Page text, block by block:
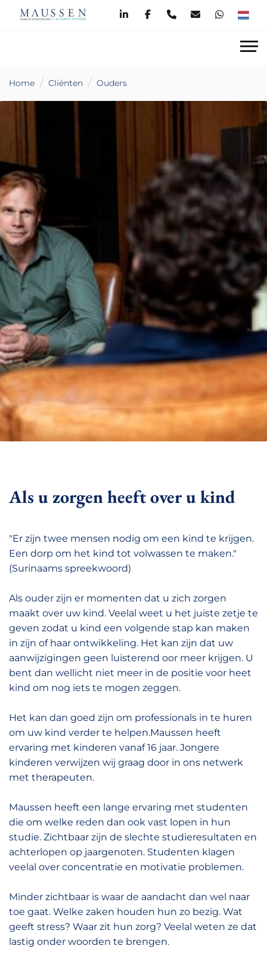
Home Cliënten Ouders
Als u zorgen heeft over u kind
"Er zijn twee mensen nodig om een kind te krijgen.
Een dorp om het kind tot volwassen te maken."
(Surinaams spreekwoord)
Als ouder zijn er momenten dat u zich zorgen
maakt over uw kind. Veelal weet u het juiste zetje te
geven zodat u kind een volgende stap kan maken
in zijn of haar ontwikkeling. Het kan zijn dat uw
aanwijzigingen geen luisterend oor meer krijgen. U
bent dan wellicht niet meer in de positie voor heet
kind om nog iets te mogen zeggen.
Het kan dan goed zijn om professionals in te huren
om uw kind verder te helpen.Maussen heeft
ervaring met kinderen vanaf 16 jaar. Jongere
kinderen verwijzen wij graag door in ons netwerk
met therapeuten.
Maussen heeft een lange ervaring met studenten
die om welke reden dan ook vast lopen in hun
studie. Zichtbaar zijn de slechte studieresultaten en
achterlopen op jaargenoten. Studenten klagen
veelal over concentratie en motivatie problemen.
Minder zichtbaar is waar de aandacht dan wel naar
toe gaat. Welke zaken houden hun zo bezig. Wat
geeft stress? Waar zit hun zorg? Veelal weten ze dat
lastig onder woorden te brengen.